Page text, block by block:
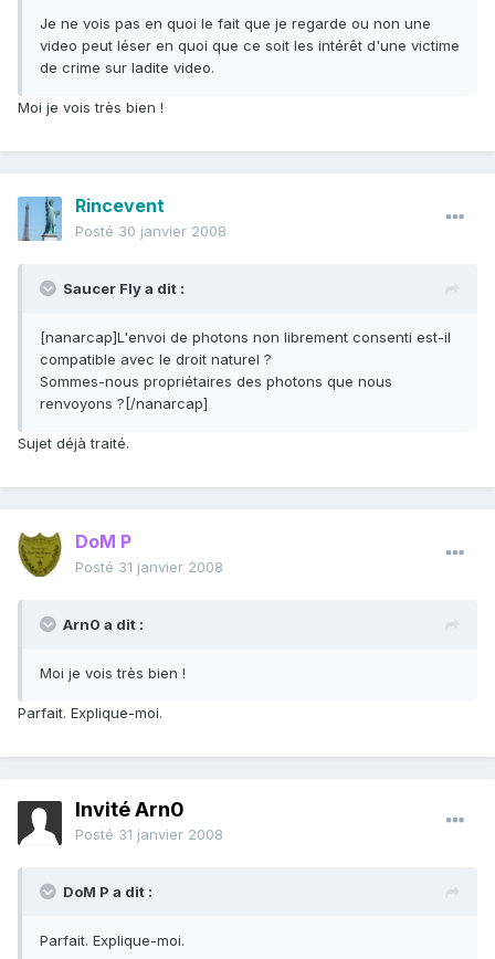
Je ne vois pas en quoi le fait que je regarde ou non une
video peut léser en quoi que ce soit les intérêt d'une victime
de crime sur ladite video.
Moi je vois très bien !
Rincevent
Posté 30 janvier 2008
Saucer Fly a dit :
[nanarcap]L'envoi de photons non librement consenti est-il
compatible avec le droit naturel ?
Sommes-nous propriétaires des photons que nous
renvoyons ?[/nanarcap]
Sujet déjà traité.
DoM P
Posté 31 janvier 2008
Arn0 a dit :
Moi je vois très bien !
Parfait. Explique-moi.
Invité Arn0
Posté 31 janvier 2008
DoM P a dit :
Parfait. Explique-moi.